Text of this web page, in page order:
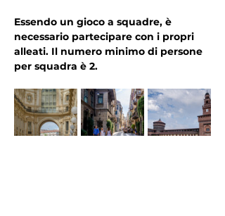
Essendo un gioco a squadre, è
necessario partecipare con i propri
alleati. Il numero minimo di persone
per squadra è 2.